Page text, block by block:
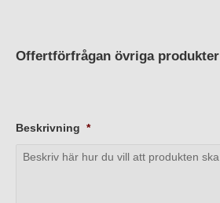
Offertförfrågan övriga produkter
Beskrivning *